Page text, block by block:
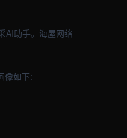
AI助手。海屋网络
像如下: